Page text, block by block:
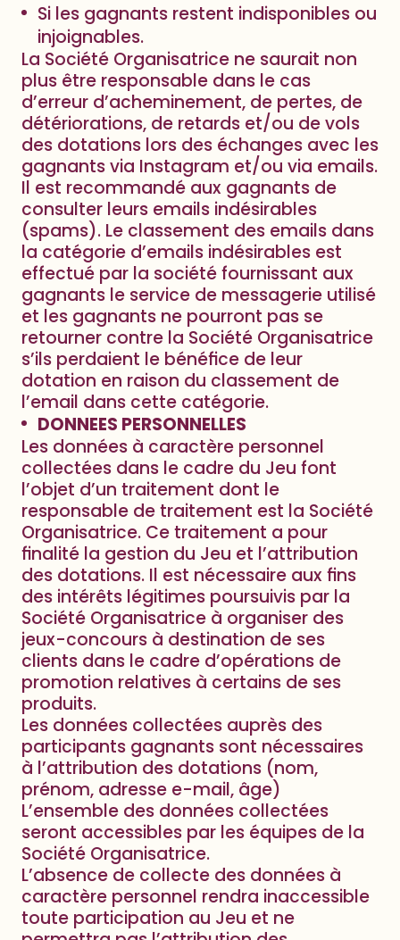
Si les gagnants restent indisponibles ou
injoignables.
La Société Organisatrice ne saurait non
plus être responsable dans le cas
d’erreur d’acheminement, de pertes, de
détériorations, de retards et/ou de vols
des dotations lors des échanges avec les
gagnants via Instagram et/ou via emails.
Il est recommandé aux gagnants de
consulter leurs emails indésirables
(spams). Le classement des emails dans
la catégorie d’emails indésirables est
effectué par la société fournissant aux
gagnants le service de messagerie utilisé
et les gagnants ne pourront pas se
retourner contre la Société Organisatrice
s’ils perdaient le bénéfice de leur
dotation en raison du classement de
l’email dans cette catégorie.
DONNEES PERSONNELLES
Les données à caractère personnel
collectées dans le cadre du Jeu font
l’objet d’un traitement dont le
responsable de traitement est la Société
Organisatrice. Ce traitement a pour
finalité la gestion du Jeu et l’attribution
des dotations. Il est nécessaire aux fins
des intérêts légitimes poursuivis par la
Société Organisatrice à organiser des
jeux-concours à destination de ses
clients dans le cadre d’opérations de
promotion relatives à certains de ses
produits.
Les données collectées auprès des
participants gagnants sont nécessaires
à l’attribution des dotations (nom,
prénom, adresse e-mail, âge)
L’ensemble des données collectées
seront accessibles par les équipes de la
Société Organisatrice.
L’absence de collecte des données à
caractère personnel rendra inaccessible
toute participation au Jeu et ne